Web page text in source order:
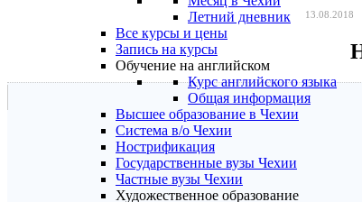
Летний дневник
Все курсы и цены
Запись на курсы
Обучение на английском
Курс английского языка
Общая информация
Высшее образование в Чехии
Система в/о Чехии
Нострификация
Государственные вузы Чехии
Частные вузы Чехии
Художественное образование
13.08.2018